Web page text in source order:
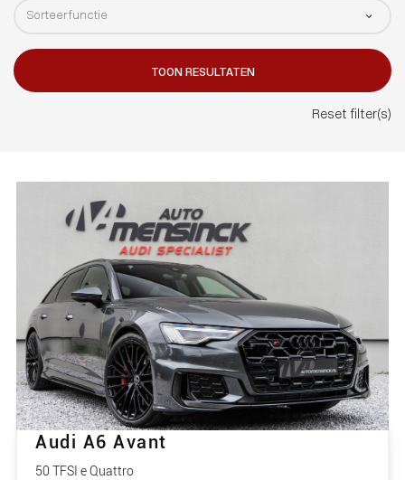
TOON RESULTATEN
Reset filter(s)
Audi A6 Avant
50 TFSI e Quattro